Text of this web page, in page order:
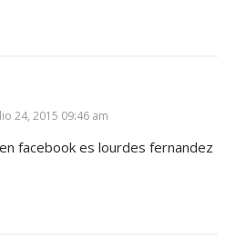
24, 2015 09:46 am
facebook es lourdes fernandez